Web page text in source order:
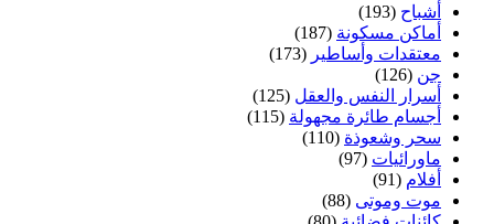
أشباح (193)
أماكن مسكونة (187)
معتقدات وأساطير (173)
جن (126)
أسرار النفس والعقل (125)
أجسام طائرة مجهولة (115)
سحر وشعوذة (110)
ماورائيات (97)
أفلام (91)
موت وموتى (88)